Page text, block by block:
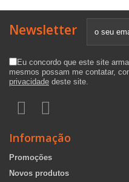
Newsletter
Eu concordo que este site
mesmos possam me contatar,
privacidade deste site.
Informação
Promoções
Novos produtos